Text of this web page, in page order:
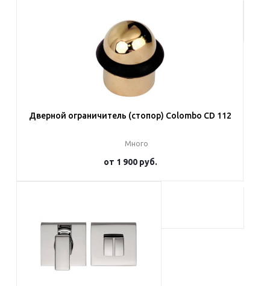
Подробнее
Дверной ограничитель (стопор) Colombo CD 112
Много
от 1 900 руб.